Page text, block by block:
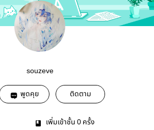
souzeve
พูดคุย ติดตาม
เพิ่มเข้าชั้น 0 ครั้ง